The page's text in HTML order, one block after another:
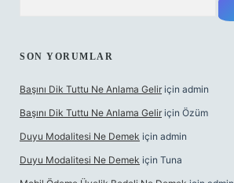
SON YORUMLAR
Başını Dik Tuttu Ne Anlama Gelir için admin
Başını Dik Tuttu Ne Anlama Gelir için Özüm
Duyu Modalitesi Ne Demek için admin
Duyu Modalitesi Ne Demek için Tuna